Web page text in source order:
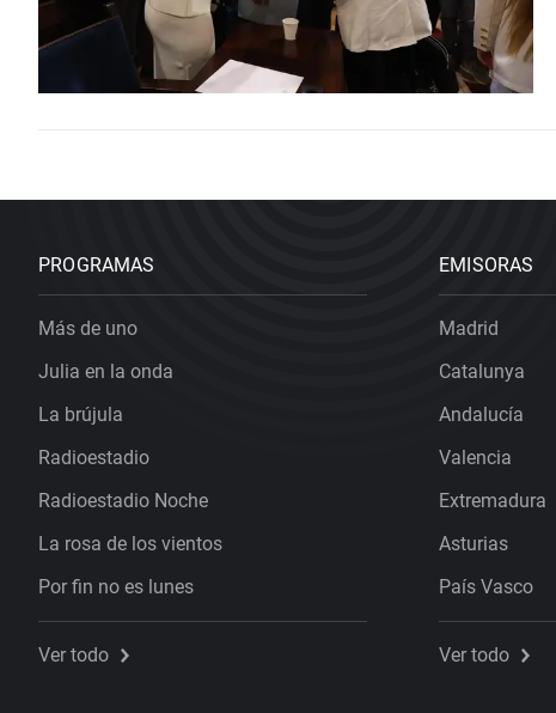
PROGRAMAS
Más de uno
Julia en la onda
La brújula
Radioestadio
Radioestadio Noche
La rosa de los vientos
Por fin no es lunes
Ver todo
EMISORAS
Madrid
Catalunya
Andalucía
Valencia
Extremadura
Asturias
País Vasco
Ver todo